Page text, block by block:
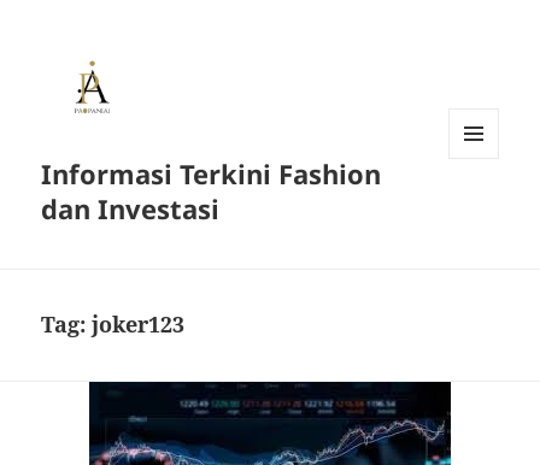
Informasi Terkini Fashion
dan Investasi
Tag:joker123